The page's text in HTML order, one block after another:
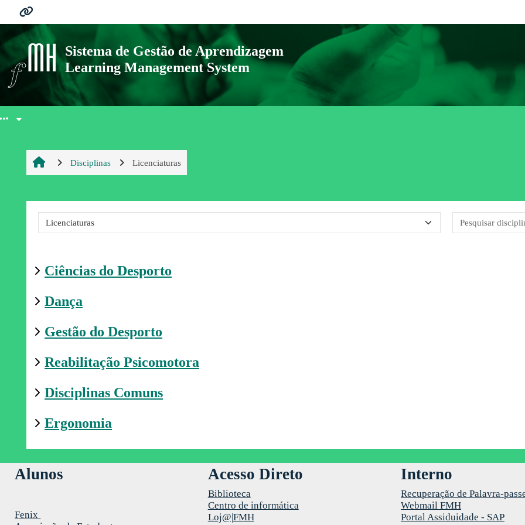
Ir para o conteúdo principal
Ligações
Moodle community
Moodle.com
Sistema de Gestão de Aprendizagem
Learning Management System
Disciplinas
Licenciaturas
Ciências do Desporto
Dança
Gestão do Desporto
Reabilitação Psicomotora
Disciplinas Comuns
Ergonomia
Alunos
Fenix
Acesso Direto
Biblioteca
Centro de informática
Loj@|FMH
Interno
Recuperação de Palavra-
Webmail FMH
Portal Assiduidade - SAP